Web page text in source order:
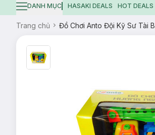
Hamburger icon
DANH MỤC HASAKI DEALS HOT DEALS
Trang chủ Đồ Chơi Anto Đội Kỹ Sư Tài